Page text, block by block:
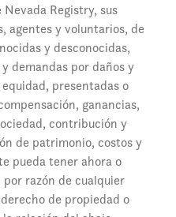
Registry, sus
agentes y voluntarios, de
y desconocidas,
demandas por daños y
presentadas o
ganancias,
contribución y
de patrimonio, costos y
pueda tener ahora o
razón de cualquier
de propiedad o